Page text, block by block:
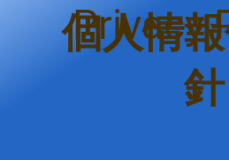
個人情
針
Privacy